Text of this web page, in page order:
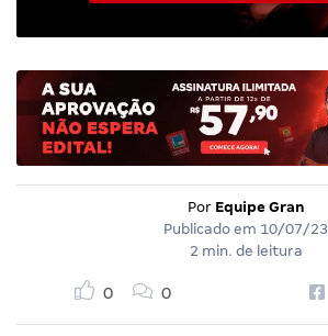
Por Equipe Gran
Publicado em 10/07/23
2 min. de leitura
0 0